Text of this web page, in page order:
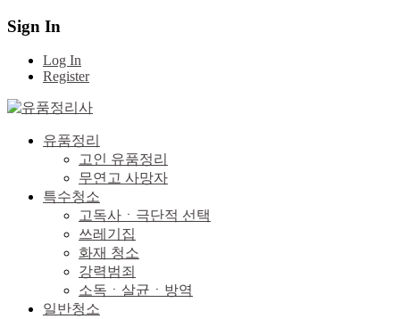
Sign In
Log In
Register
유품정리
고인 유품정리
무연고 사망자
특수청소
고독사ㆍ극단적 선택
쓰레기집
화재 청소
강력범죄
소독ㆍ살균ㆍ방역
일반청소